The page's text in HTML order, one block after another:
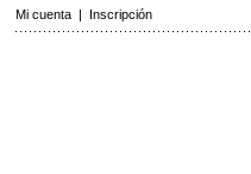
Mi cuenta | Inscripción